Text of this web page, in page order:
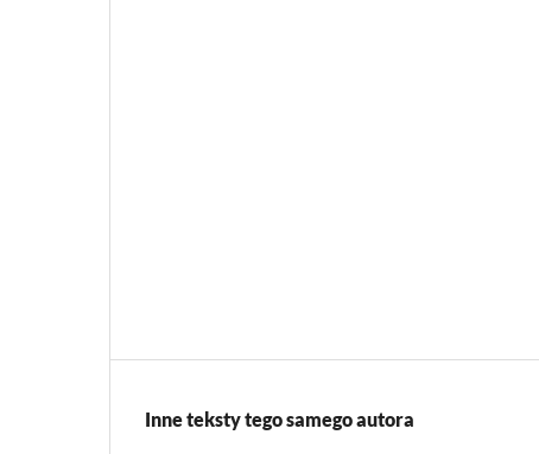
Inne teksty tego samego autora